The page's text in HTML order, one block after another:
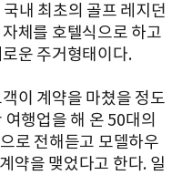
내 최초의 골프 레지던
체를 호텔식으로 하고
운 주거형태이다.
이 계약을 마쳤을 정도
행업을 해 온 50대의
로 전해듣고 모델하우
약을 맺었다고 한다. 일